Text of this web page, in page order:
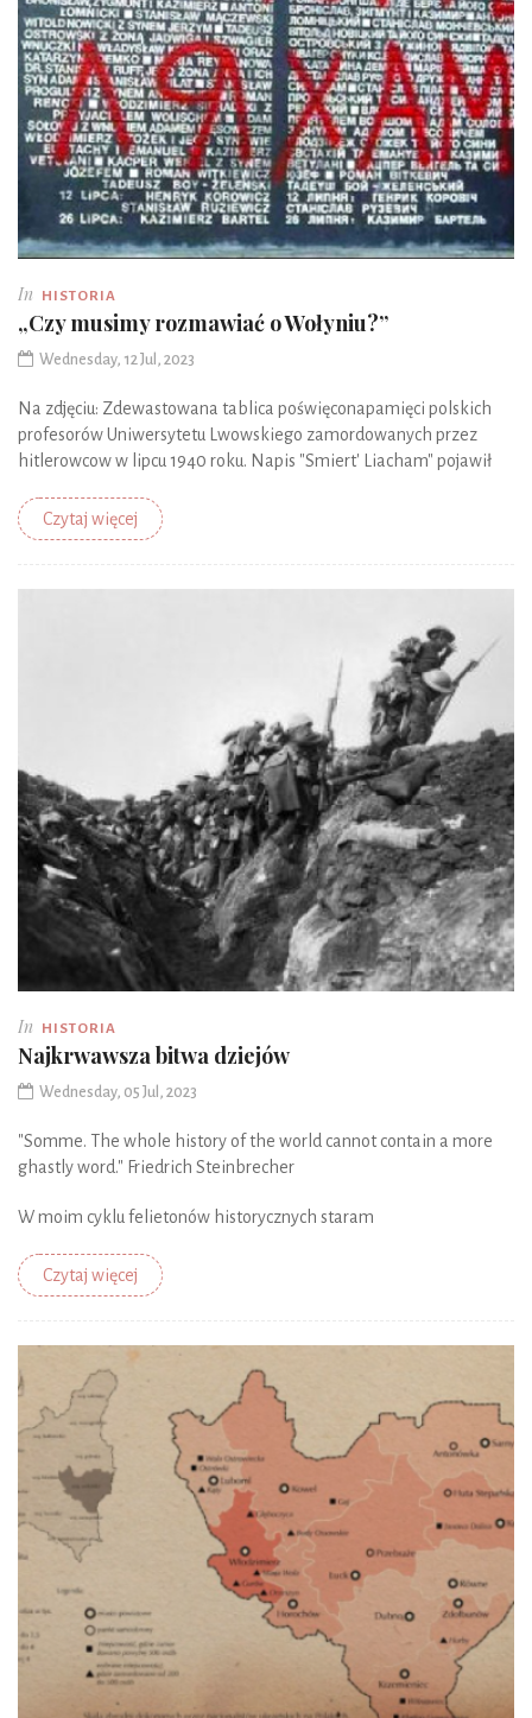
In HISTORIA
„Czy musimy rozmawiać o Wołyniu?”
Wednesday, 12 Jul, 2023
Na zdjęciu: Zdewastowana tablica poświęconapamięci polskich
profesorów Uniwersytetu Lwowskiego zamordowanych przez
hitlerowcow w lipcu 1940 roku. Napis "Smiert' Liacham" pojawił
Czytaj więcej
In HISTORIA
Najkrwawsza bitwa dziejów
Wednesday, 05 Jul, 2023
"Somme. The whole history of the world cannot contain a more
ghastly word." Friedrich Steinbrecher
W moim cyklu felietonów historycznych staram
Czytaj więcej